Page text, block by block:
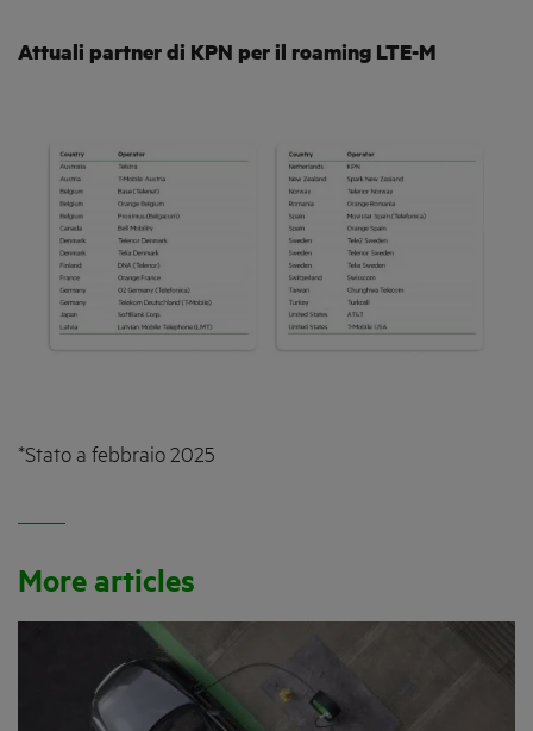
Attuali partner di KPN per il roaming LTE-M
*Stato a febbraio 2025
More articles